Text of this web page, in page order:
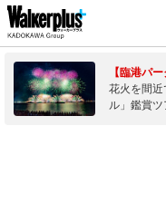
【臨港パ
花火を間
ル」鑑賞